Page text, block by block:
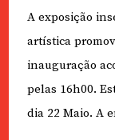
A exposição
artística
inauguração
pelas 16h00.
dia 22 Maio. A